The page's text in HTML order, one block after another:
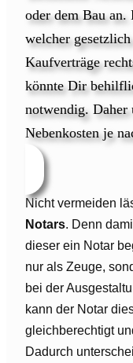
oder dem Bau
welcher
Kaufverträge
könnte Dir
notwendig. Daher
Nebenkosten je
Nicht vermeiden
Notars. Denn
dieser ein Notar
nur als Zeuge,
bei der
kann der Notar
gleichberechtigt
Dadurch